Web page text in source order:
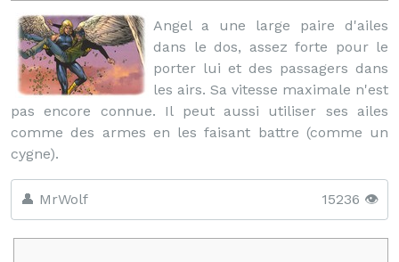
Angel a une large paire d'ailes
dans le dos, assez forte pour le
porter lui et des passagers dans
les airs. Sa vitesse maximale n'est
pas encore connue. Il peut aussi utiliser ses ailes
comme des armes en les faisant battre (comme un
cygne).
👤 MrWolf 15236 👁️